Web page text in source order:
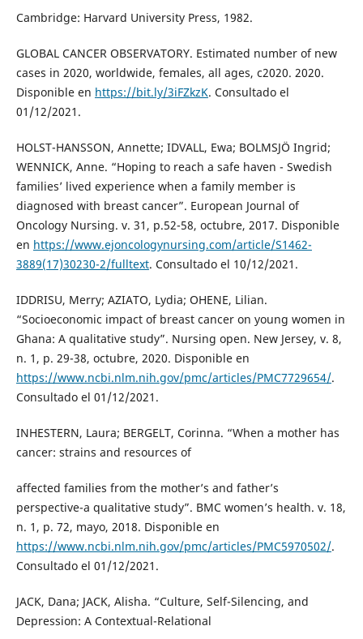
Cambridge: Harvard University Press, 1982.
GLOBAL CANCER OBSERVATORY. Estimated number of new
cases in 2020, worldwide, females, all ages, c2020. 2020.
Disponible en https://bit.ly/3iFZkzK. Consultado el
01/12/2021.
HOLST-HANSSON, Annette; IDVALL, Ewa; BOLMSJÖ Ingrid;
WENNICK, Anne. “Hoping to reach a safe haven - Swedish
families’ lived experience when a family member is
diagnosed with breast cancer”. European Journal of
Oncology Nursing. v. 31, p.52-58, octubre, 2017. Disponible
en https://www.ejoncologynursing.com/article/S1462-
3889(17)30230-2/fulltext. Consultado el 10/12/2021.
IDDRISU, Merry; AZIATO, Lydia; OHENE, Lilian.
“Socioeconomic impact of breast cancer on young women in
Ghana: A qualitative study”. Nursing open. New Jersey, v. 8,
n. 1, p. 29-38, octubre, 2020. Disponible en
https://www.ncbi.nlm.nih.gov/pmc/articles/PMC7729654/.
Consultado el 01/12/2021.
INHESTERN, Laura; BERGELT, Corinna. “When a mother has
cancer: strains and resources of
affected families from the mother’s and father’s
perspective-a qualitative study”. BMC women’s health. v. 18,
n. 1, p. 72, mayo, 2018. Disponible en
https://www.ncbi.nlm.nih.gov/pmc/articles/PMC5970502/.
Consultado el 01/12/2021.
JACK, Dana; JACK, Alisha. “Culture, Self-Silencing, and
Depression: A Contextual-Relational